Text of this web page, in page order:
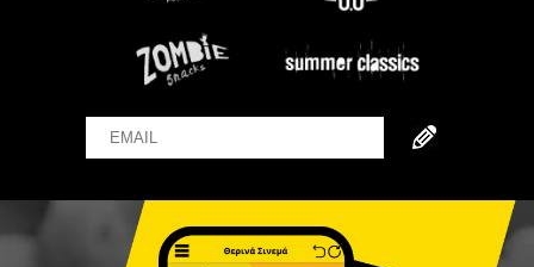
Email Name